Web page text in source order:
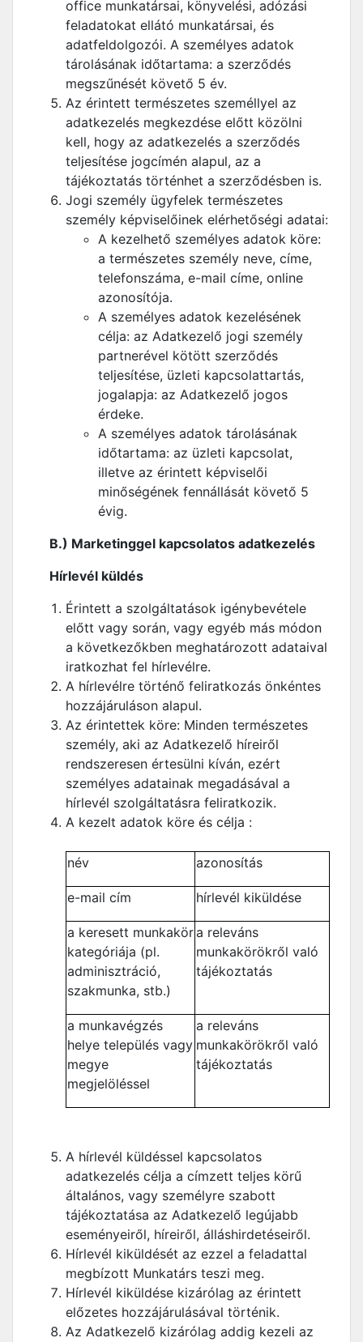
office munkatársai, könyvelési, adózási
feladatokat ellátó munkatársai, és
adatfeldolgozói. A személyes adatok
tárolásának időtartama: a szerződés
megszűnését követő 5 év.
Az érintett természetes személlyel az
adatkezelés megkezdése előtt közölni
kell, hogy az adatkezelés a szerződés
teljesítése jogcímén alapul, az a
tájékoztatás történhet a szerződésben is.
Jogi személy ügyfelek természetes
személy képviselőinek elérhetőségi adatai:
A kezelhető személyes adatok köre:
a természetes személy neve, címe,
telefonszáma, e-mail címe, online
azonosítója.
A személyes adatok kezelésének
célja: az Adatkezelő jogi személy
partnerével kötött szerződés
teljesítése, üzleti kapcsolattartás,
jogalapja: az Adatkezelő jogos
érdeke.
A személyes adatok tárolásának
időtartama: az üzleti kapcsolat,
illetve az érintett képviselői
minőségének fennállását követő 5
évig.
B.) Marketinggel kapcsolatos adatkezelés
Hírlevél küldés
Érintett a szolgáltatások igénybevétele
előtt vagy során, vagy egyéb más módon
a következőkben meghatározott adataival
iratkozhat fel hírlevélre.
A hírlevélre történő feliratkozás önkéntes
hozzájáruláson alapul.
Az érintettek köre: Minden természetes
személy, aki az Adatkezelő híreiről
rendszeresen értesülni kíván, ezért
személyes adatainak megadásával a
hírlevél szolgáltatásra feliratkozik.
A kezelt adatok köre és célja :
név azonosítás
e-mail cím hírlevél kiküldése
a keresett munkakör
kategóriája (pl.
adminisztráció,
szakmunka, stb.)
a releváns
munkakörökről való
tájékoztatás
a munkavégzés
helye település vagy
megye
megjelöléssel
a releváns
munkakörökről való
tájékoztatás
A hírlevél küldéssel kapcsolatos
adatkezelés célja a címzett teljes körű
általános, vagy személyre szabott
tájékoztatása az Adatkezelő legújabb
eseményeiről, híreiről, álláshirdetéseiről.
Hírlevél kiküldését az ezzel a feladattal
megbízott Munkatárs teszi meg.
Hírlevél kiküldése kizárólag az érintett
előzetes hozzájárulásával történik.
Az Adatkezelő kizárólag addig kezeli az